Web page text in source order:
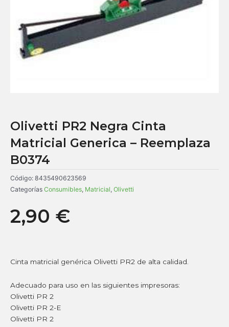
Olivetti PR2 Negra Cinta
Matricial Generica – Reemplaza
B0374
Código: 8435490623569
Categorías Consumibles, Matricial, Olivetti
2,90 €
Cinta matricial genérica Olivetti PR2 de alta calidad.
Adecuado para uso en las siguientes impresoras:
Olivetti PR 2
Olivetti PR 2-E
Olivetti PR 2